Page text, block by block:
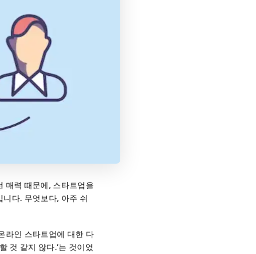
매력 때문에, 스타트업을
다. 무엇보다, 아주 쉬
라인 스타트업에 대한 다
것 같지 않다.‘는 것이었